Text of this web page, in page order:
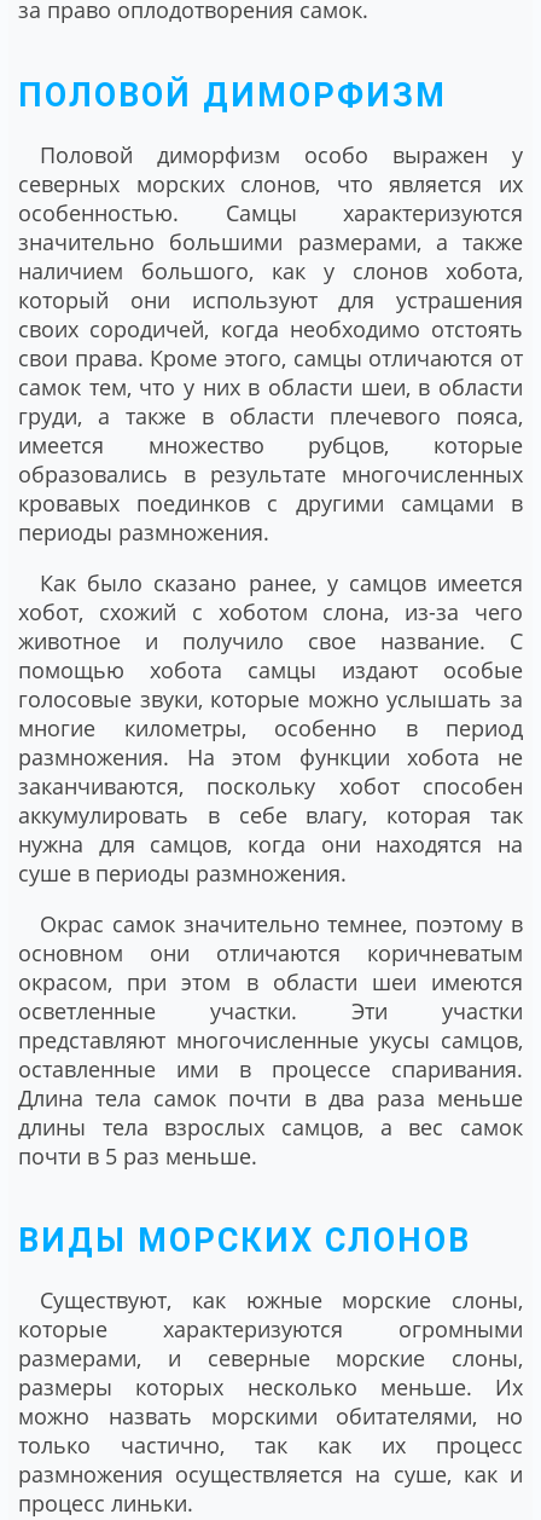
за право оплодотворения самок.
ПОЛОВОЙ ДИМОРФИЗМ
Половой диморфизм особо выражен у
северных морских слонов, что является их
особенностью. Самцы характеризуются
значительно большими размерами, а также
наличием большого, как у слонов хобота,
который они используют для устрашения
своих сородичей, когда необходимо отстоять
свои права. Кроме этого, самцы отличаются от
самок тем, что у них в области шеи, в области
груди, а также в области плечевого пояса,
имеется множество рубцов, которые
образовались в результате многочисленных
кровавых поединков с другими самцами в
периоды размножения.
Как было сказано ранее, у самцов имеется
хобот, схожий с хоботом слона, из-за чего
животное и получило свое название. С
помощью хобота самцы издают особые
голосовые звуки, которые можно услышать за
многие километры, особенно в период
размножения. На этом функции хобота не
заканчиваются, поскольку хобот способен
аккумулировать в себе влагу, которая так
нужна для самцов, когда они находятся на
суше в периоды размножения.
Окрас самок значительно темнее, поэтому в
основном они отличаются коричневатым
окрасом, при этом в области шеи имеются
осветленные участки. Эти участки
представляют многочисленные укусы самцов,
оставленные ими в процессе спаривания.
Длина тела самок почти в два раза меньше
длины тела взрослых самцов, а вес самок
почти в 5 раз меньше.
ВИДЫ МОРСКИХ СЛОНОВ
Существуют, как южные морские слоны,
которые характеризуются огромными
размерами, и северные морские слоны,
размеры которых несколько меньше. Их
можно назвать морскими обитателями, но
только частично, так как их процесс
размножения осуществляется на суше, как и
процесс линьки.